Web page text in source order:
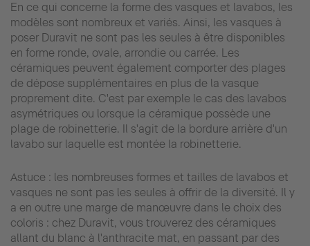
En ce qui concerne la forme des vasques et lavabos, les
modèles sont nombreux et variés. Ainsi, les vasques à
poser Duravit ne sont pas les seules à être disponibles
en forme ronde, ovale, arrondie ou carrée. Les
céramiques peuvent également comporter des plages
de dépose supplémentaires en plus de la vasque
proprement dite. C'est par exemple le cas des lavabos
asymétriques ou lorsque la céramique possède une
plage de robinetterie. Il s'agit de la bordure arrière d'un
lavabo sur laquelle est montée la robinetterie.
Astuce : les nombreuses formes et tailles de lavabos et
vasques ne sont pas les seules à offrir de la diversité. Il y
a en outre une marge de manœuvre dans le choix des
coloris : chez Duravit, vous trouverez des céramiques
allant du blanc à l'anthracite mat, en passant par des